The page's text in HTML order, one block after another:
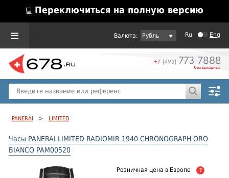
💻 Переключиться на полную версию
Рубль Ru Eng
PANERAI > LIMITED
Часы PANERAI LIMITED RADIOMIR 1940 CHRONOGRAPH ORO
BIANCO PAM00520
Розничная цена в Европе ?